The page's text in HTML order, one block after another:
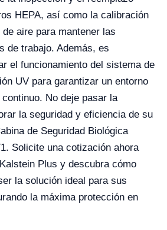
HEPA, así como la calibración
aire para mantener las
de trabajo. Además, es
el funcionamiento del sistema de
UV para garantizar un entorno
No deje pasar la
la seguridad y eficiencia de su
de Seguridad Biológica
Solicite una cotización ahora
Plus y descubra cómo
la solución ideal para sus
la máxima protección en